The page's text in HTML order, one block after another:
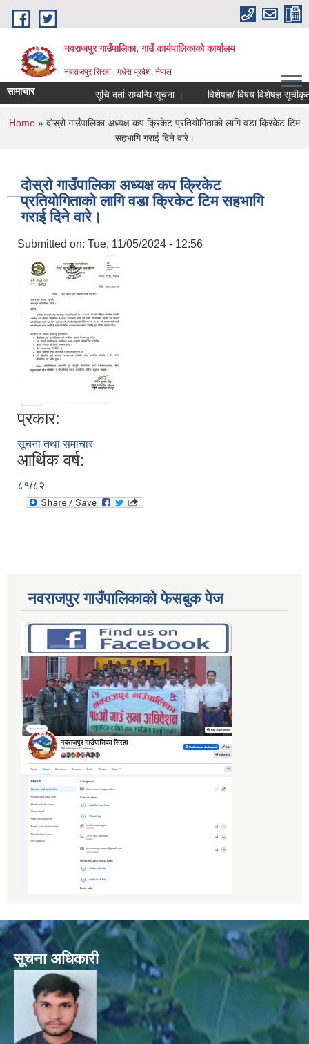
Skip to main content
नवराजपुर गाउँपालिका, गाउँ कार्यपालिकाको कार्यालय
नवराजपुर सिरहा , मधेस प्रदेश, नेपाल
सामाचार सूचि दर्ता सम्बन्धि सूचना । विशेषज्ञ/ विषय विशेषज्ञ सूचीकृत
You are here
Home » दोस्रो गाउँपालिका अध्यक्ष कप क्रिकेट प्रतियोगिताको लागि वडा क्रिकेट टिम
सहभागि गराई दिने वारे।
दोस्रो गाउँपालिका अध्यक्ष कप क्रिकेट
प्रतियोगिताको लागि वडा क्रिकेट टिम सहभागि
गराई दिने वारे।
Submitted on: Tue, 11/05/2024 - 12:56
प्रकार:
सूचना तथा समाचार
आर्थिक वर्ष:
८१/८२
नवराजपुर गाउँपालिकाको फेसबुक पेज
सूचना अधिकारी